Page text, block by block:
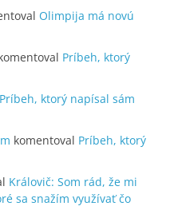
Olimpija má novú
Príbeh, ktorý
Príbeh, ktorý napísal sám
komentoval Príbeh, ktorý
Královič: Som rád, že mi
sa snažím využívať čo